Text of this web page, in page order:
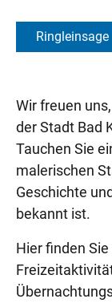
Ringleinsage
Wir freuen
der Stadt Bad
Tauchen Sie
malerischen
Geschichte
bekannt ist.
Hier finden